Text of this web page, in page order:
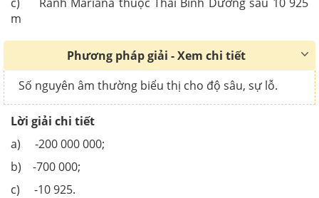
m
Phương pháp giải - Xem chi tiết
Số nguyên âm thường biểu thị cho độ sâu, sự lỗ.
Lời giải chi tiết
a) -200 000 000;
b) -700 000;
c) -10 925.